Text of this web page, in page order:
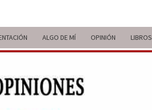
ALGO DE MÍ OPINIÓN LIBROS